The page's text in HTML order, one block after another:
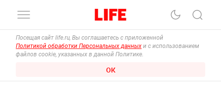
Посещая сайт life.ru, Вы соглашаетесь с приложенной
Политикой обработки Персональных данных и с использованием
файлов cookie, указанных в данной Политике.
ОК